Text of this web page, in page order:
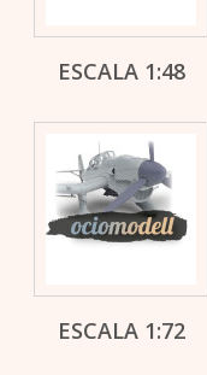
ESCALA 1:48
ESCALA 1:72